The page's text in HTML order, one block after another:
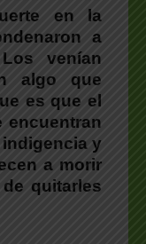
en la
a
venían
algo que
es que el
encuentran
indigencia y
a morir
quitarles